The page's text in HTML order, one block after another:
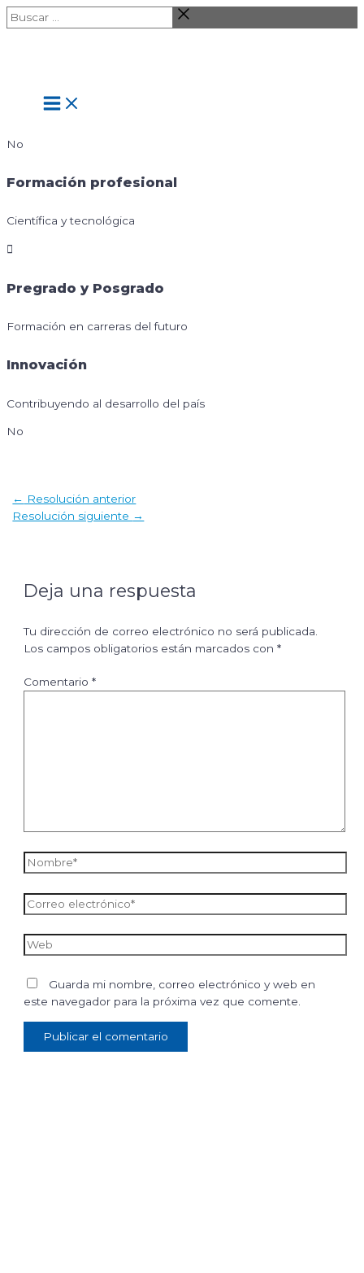
Ir
al
Buscar
…
Main
Menu
No
Formación profesional
Científica y tecnológica
Pregrado y Posgrado
Formación en carreras del futuro
Innovación
Contribuyendo al desarrollo del país
No
Navegación
de
← Resolución anterior
Resolución siguiente →
Deja una respuesta
Tu dirección de correo electrónico no será publicada.
Los campos obligatorios están marcados con*
Comentario*
Nombre*
Correo
electrónico*
Web
Guarda mi nombre, correo electrónico y web en
este navegador para la próxima vez que comente.